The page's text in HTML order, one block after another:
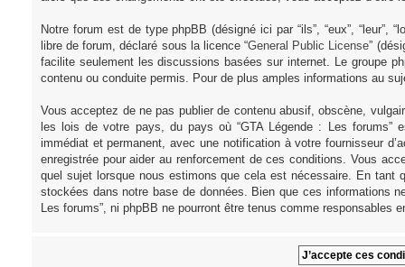
Notre forum est de type phpBB (désigné ici par “ils”, “eux”, “leur”,
libre de forum, déclaré sous la licence “General Public License”
facilite seulement les discussions basées sur internet. Le groupe
contenu ou conduite permis. Pour de plus amples informations au
Vous acceptez de ne pas publier de contenu abusif, obscène,
les lois de votre pays, du pays où “GTA Légende : Les
immédiat et permanent, avec une notification à votre fournisseur
enregistrée pour aider au renforcement de ces conditions. Vous
quel sujet lorsque nous estimons que cela est nécessaire. En tant
stockées dans notre base de données. Bien que ces informations
Les forums”, ni phpBB ne pourront être tenus comme